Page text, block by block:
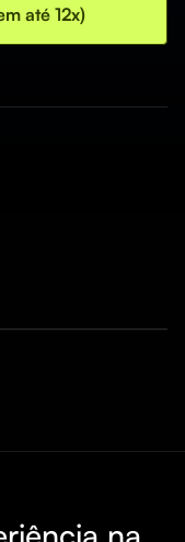
até 12x)